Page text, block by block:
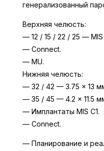
генерализованный
Верхняя челюсть:
— 12 / 15 / 22 / 25 — MIS
— Connect.
— MU.
Нижняя челюсть:
— 32 / 42 — 3.75 × 13
— 35 / 45 — 4.2 × 11.5
— Имплантаты MIS C1.
— Connect.
— Планирование и